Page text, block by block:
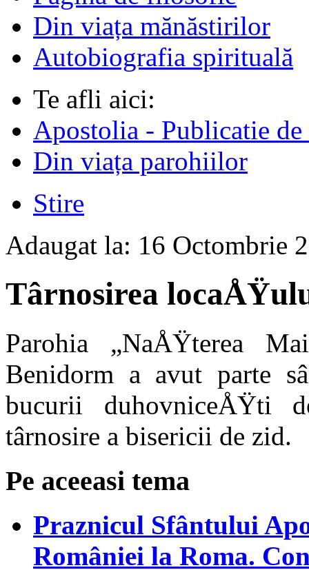
Din viața mănăstirilor
Autobiografia spirituală
Te afli aici:
Apostolia - Publicatie
Din viața parohiilor
Stire
Adaugat la: 16 Octombrie
Târnosirea
Parohia „NaÅŸterea
Benidorm a avut parte
bucurii duhovniceÅŸti
târnosire a bisericii de zid.
Pe aceeasi tema
Praznicul Sfântului
României la Roma.